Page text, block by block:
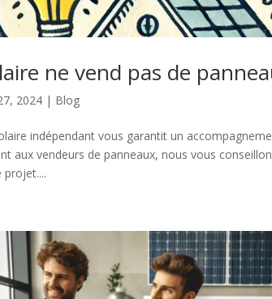
ne vend pas de
2024 | Blog
indépendant vous garantit un
aux vendeurs de panneaux, nous vous